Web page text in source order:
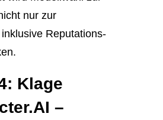
nur zur
Reputations-
Klage
–